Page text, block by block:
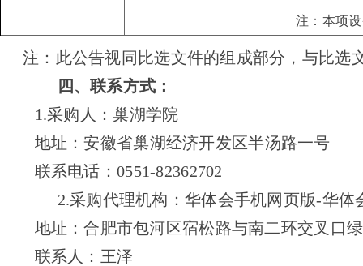
注：本项
注：此公告视同比选文件的组成部分，与比选
四、联系方式：
1.采购人：巢湖学院
地址：安徽省巢湖经济开发区半汤路一号
联系电话：0551-82362702
2.采购代理机构：华体会手机网页版-华体
地址：合肥市包河区宿松路与南二环交叉口
联系人：王泽